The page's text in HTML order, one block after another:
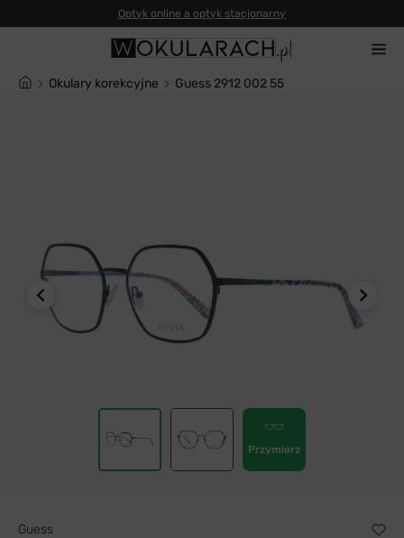
Okulary korekcyjne Guess 2912 002 55
Przymierz
Guess